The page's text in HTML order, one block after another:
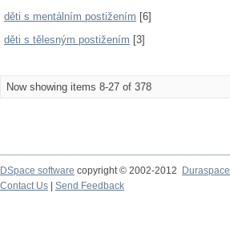
děti s mentálním postižením [6]
děti s tělesným postižením [3]
Now showing items 8-27 of 378
DSpace software copyright © 2002-2012
Duraspace
Contact Us
Send Feedback